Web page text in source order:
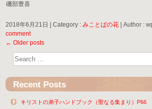
磯部豊喜
2018年6月21日 Category : みことばの花 Author :
comment
Post navigation
← Older posts
Recent Posts
キリストの弟子ハンドブック（聖なる集まり）P66